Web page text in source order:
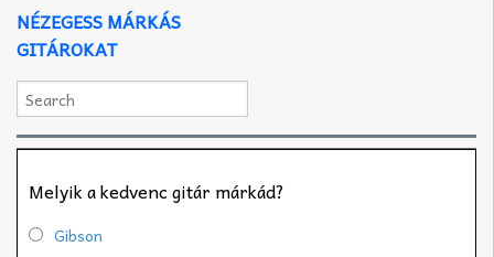
NÉZEGESS MÁRKÁS
GITÁROKAT
Melyik a kedvenc gitár márkád?
Gibson